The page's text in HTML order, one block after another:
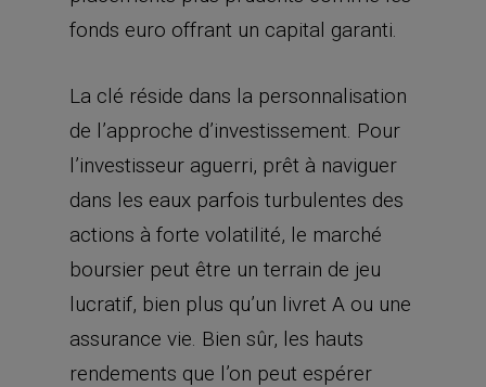
fonds euro offrant un capital garanti.
La clé réside dans la personnalisation
de l’approche d’investissement. Pour
l’investisseur aguerri, prêt à naviguer
dans les eaux parfois turbulentes des
actions à forte volatilité, le marché
boursier peut être un terrain de jeu
lucratif, bien plus qu’un livret A ou une
assurance vie. Bien sûr, les hauts
rendements que l’on peut espérer